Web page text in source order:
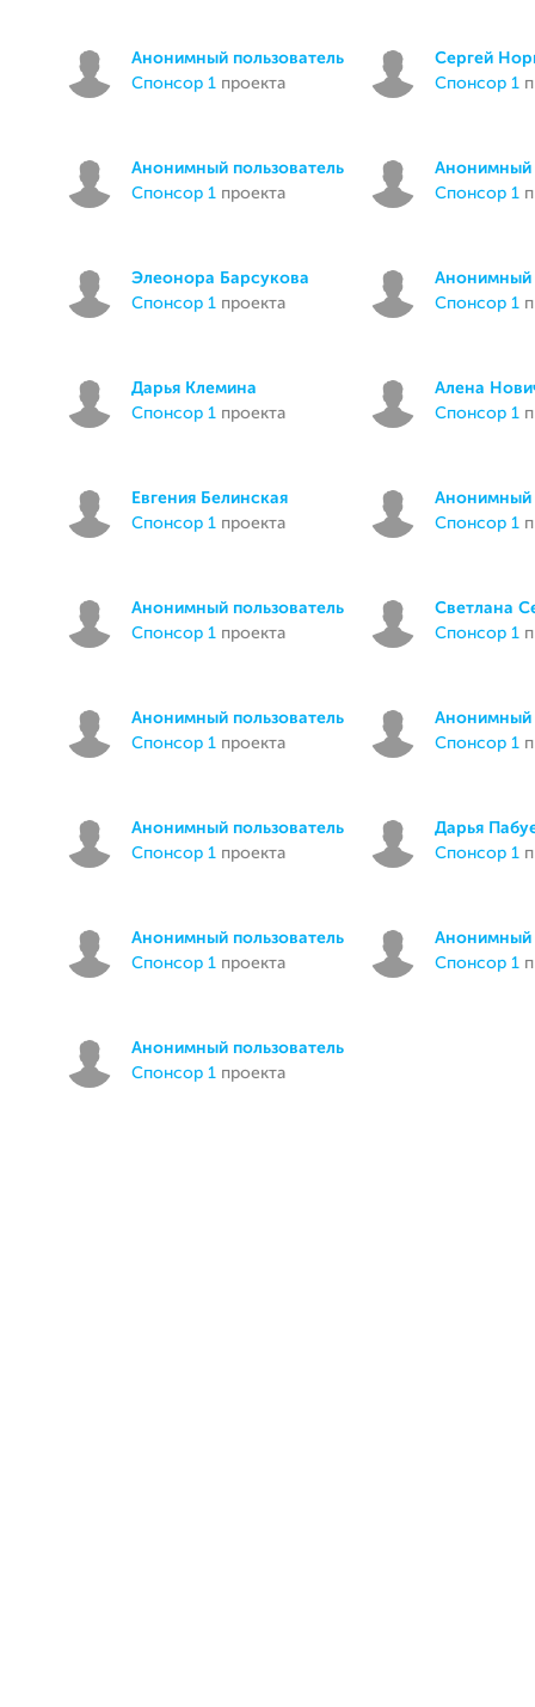
Анонимный пользователь
спонсор 1 проекта
Сергей
спонсор 1
Анонимный пользователь
спонсор 1 проекта
Анонимный
спонсор 1
Элеонора Барсукова
спонсор 1 проекта
Анонимный
спонсор 1
Дарья Клемина
спонсор 1 проекта
Алена
спонсор 1
Евгения Белинская
спонсор 1 проекта
Анонимный
спонсор 1
Анонимный пользователь
спонсор 1 проекта
Светлана
спонсор 1
Анонимный пользователь
спонсор 1 проекта
Анонимный
спонсор 1
Анонимный пользователь
спонсор 1 проекта
Дарья
спонсор 1
Анонимный пользователь
спонсор 1 проекта
Анонимный
спонсор 1
Анонимный пользователь
спонсор 1 проекта